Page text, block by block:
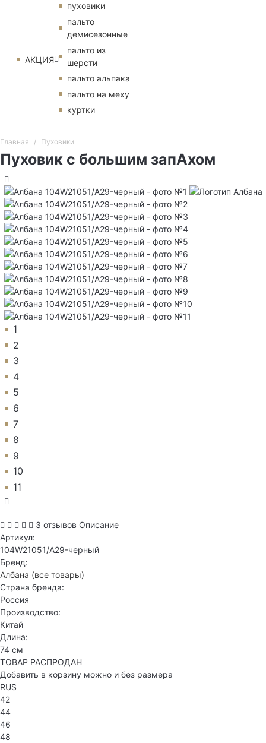
АКЦИЯ
пуховики
пальто
демисезонные
пальто из
шерсти
пальто альпака
пальто на меху
куртки
Главная Пуховики
Пуховик с большим запАхом
1
2
3
4
5
6
7
8
9
10
11
3 отзывов Описание
Артикул:
104W21051/A29-черный
Бренд:
Албана (все товары)
Страна бренда:
Россия
Производство:
Китай
Длина:
74 см
ТОВАР РАСПРОДАН
Добавить в корзину можно и без размера
RUS
42
44
46
48